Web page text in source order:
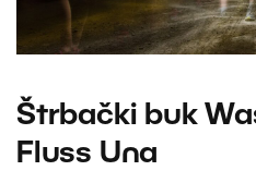
Štrbački buk
Fluss Una